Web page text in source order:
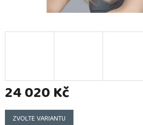
24 020 Kč
Měrná
cena:
ZVOLTE VARIANTU